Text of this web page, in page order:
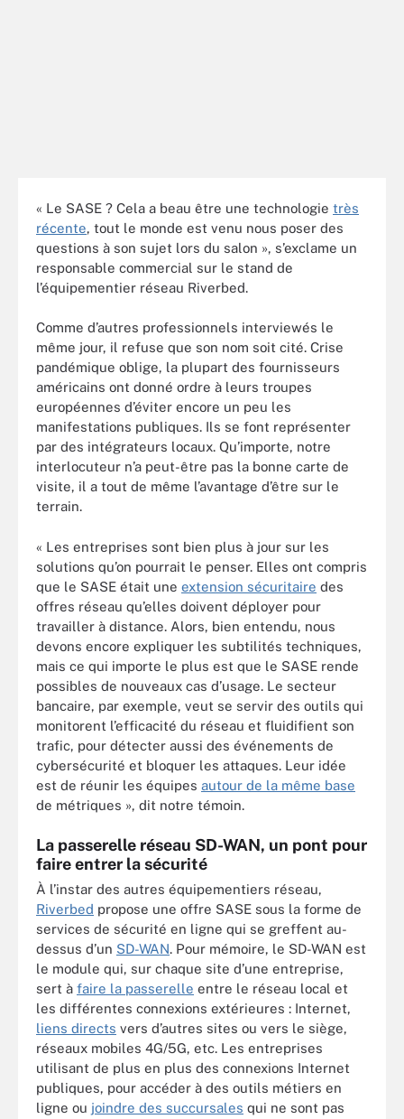
« Le SASE ? Cela a beau être une technologie très
récente, tout le monde est venu nous poser des
questions à son sujet lors du salon », s’exclame un
responsable commercial sur le stand de
l’équipementier réseau Riverbed.
Comme d’autres professionnels interviewés le
même jour, il refuse que son nom soit cité. Crise
pandémique oblige, la plupart des fournisseurs
américains ont donné ordre à leurs troupes
européennes d’éviter encore un peu les
manifestations publiques. Ils se font représenter
par des intégrateurs locaux. Qu’importe, notre
interlocuteur n’a peut-être pas la bonne carte de
visite, il a tout de même l’avantage d’être sur le
terrain.
« Les entreprises sont bien plus à jour sur les
solutions qu’on pourrait le penser. Elles ont compris
que le SASE était une extension sécuritaire des
offres réseau qu’elles doivent déployer pour
travailler à distance. Alors, bien entendu, nous
devons encore expliquer les subtilités techniques,
mais ce qui importe le plus est que le SASE rende
possibles de nouveaux cas d’usage. Le secteur
bancaire, par exemple, veut se servir des outils qui
monitorent l’efficacité du réseau et fluidifient son
trafic, pour détecter aussi des événements de
cybersécurité et bloquer les attaques. Leur idée
est de réunir les équipes autour de la même base
de métriques », dit notre témoin.
La passerelle réseau SD-WAN, un pont pour
faire entrer la sécurité
À l’instar des autres équipementiers réseau,
Riverbed propose une offre SASE sous la forme de
services de sécurité en ligne qui se greffent au-
dessus d’un SD-WAN. Pour mémoire, le SD-WAN est
le module qui, sur chaque site d’une entreprise,
sert à faire la passerelle entre le réseau local et
les différentes connexions extérieures : Internet,
liens directs vers d’autres sites ou vers le siège,
réseaux mobiles 4G/5G, etc. Les entreprises
utilisant de plus en plus des connexions Internet
publiques, pour accéder à des outils métiers en
ligne ou joindre des succursales qui ne sont pas